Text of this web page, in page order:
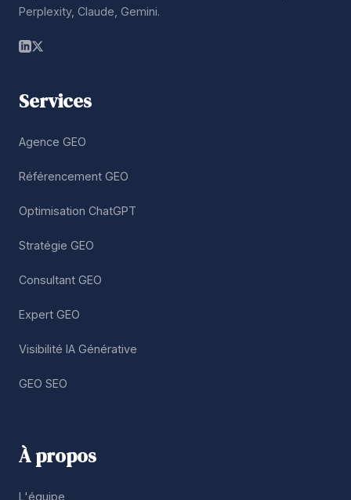
Perplexity, Claude, Gemini.
Services
Agence GEO
Référencement GEO
Optimisation ChatGPT
Stratégie GEO
Consultant GEO
Expert GEO
Visibilité IA Générative
GEO SEO
À propos
L'équipe